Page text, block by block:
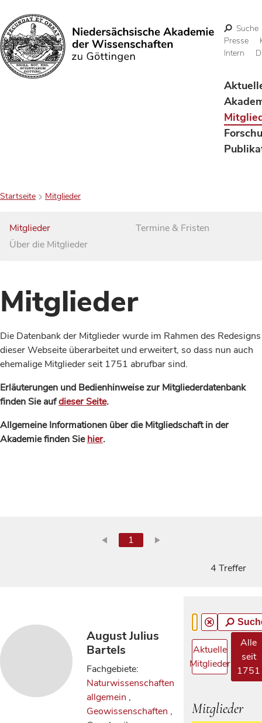
Suchen
Suche
Presse
Intern
Startseite Mitglieder
Mitglieder
Über die Mitglieder
Termine & Fristen
Mitglieder
Die Datenbank der Mitglieder wurde im Rahmen des Redesigns
dieser Webseite überarbeitet und erweitert, so dass nun auch
ehemalige Mitglieder seit 1751 abrufbar sind.
Erläuterungen und Bedienhinweise zur Mitgliederdatenbank
finden Sie aufdieser Seite.
Allgemeine Informationen über die Mitgliedschaft in der
Akademie finden Siehier.
1
4 Treffer
August Julius
Bartels
Fachgebiete:
Naturwissenschaften
allgemein ,
Geowissenschaften ,
Aktuelle
Mitglieder
Alle
seit
1751
Mitglieder